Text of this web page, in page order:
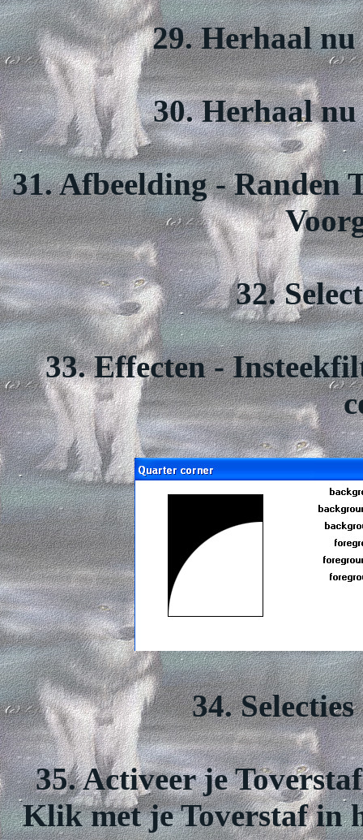
29. Herhaal
30. Herhaal
31. Afbeelding - Randen
32.
33. Effecten -
34.
35. Activeer je
Klik met je Toverstaf in